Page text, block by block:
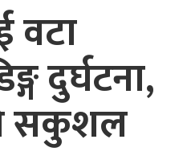
वटा
दुर्घटना,
सकुशल